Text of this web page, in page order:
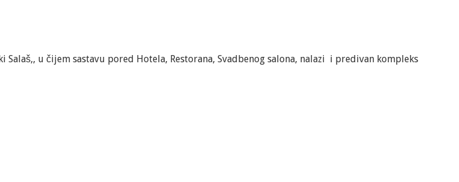
u čijem sastavu pored Hotela, Restorana, Svadbenog salona, nalazi i predivan kompleks